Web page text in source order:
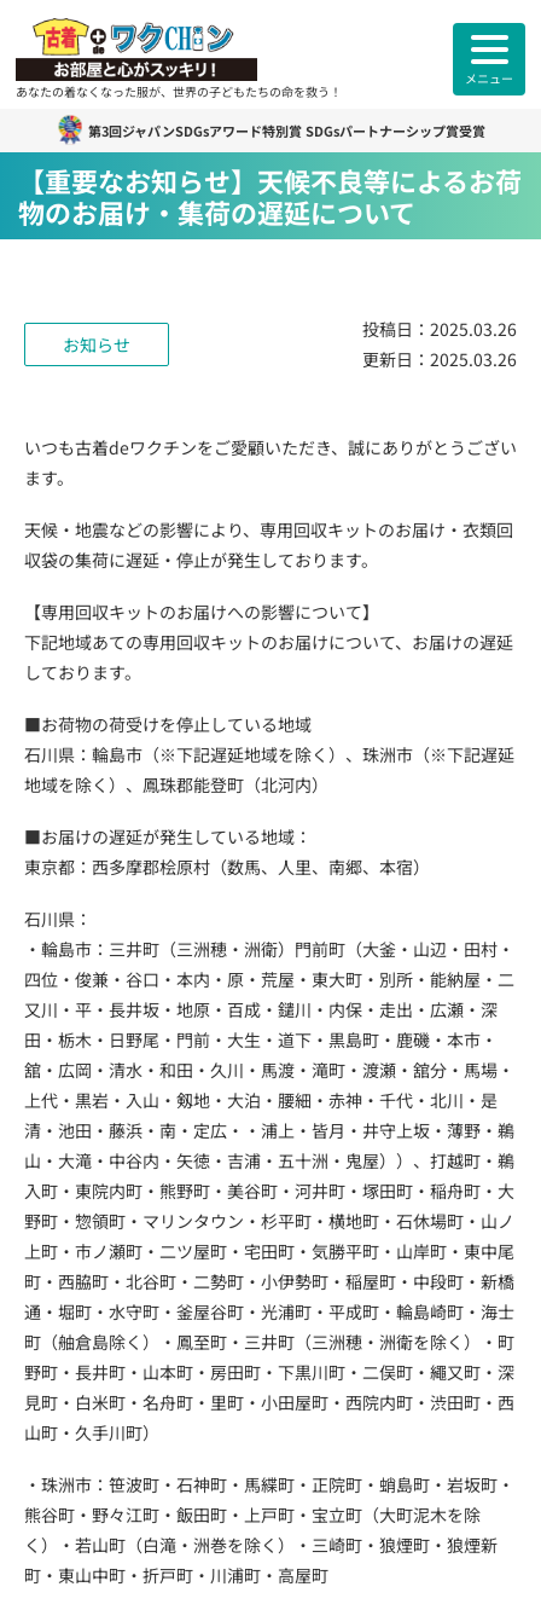
あなたの着なくなった服が、世界の子どもたちの命を救う！
メニュー
古着deワクチンについて
各拠点紹介
古着deワクチンセンター紹介
ご利用者様のお声 よくあるご質問
お知らせ
取材のご依頼
第3回ジャパンSDGsアワード特別賞 SDGsパートナーシップ賞受賞
【重要なお知らせ】天候不良等によるお荷
物のお届け・集荷の遅延について
お知らせ
投稿日： 2025.03.26
更新日： 2025.03.26
いつも古着deワクチンをご愛顧いただき、誠にありがとうござい
ます。
天候・地震などの影響により、専用回収キットのお届け・衣類回
収袋の集荷に遅延・停止が発生しております。
【専用回収キットのお届けへの影響について】
下記地域あての専用回収キットのお届けについて、お届けの遅延
しております。
■お荷物の荷受けを停止している地域
石川県：輪島市（※下記遅延地域を除く）、珠洲市（※下記遅延
地域を除く）、鳳珠郡能登町（北河内）
■お届けの遅延が発生している地域：
東京都：西多摩郡桧原村（数馬、人里、南郷、本宿）
石川県：
・輪島市：三井町（三洲穂・洲衛）門前町（大釜・山辺・田村・
四位・俊兼・谷口・本内・原・荒屋・東大町・別所・能納屋・二
又川・平・長井坂・地原・百成・鑓川・内保・走出・広瀬・深
田・栃木・日野尾・門前・大生・道下・黒島町・鹿磯・本市・
舘・広岡・清水・和田・久川・馬渡・滝町・渡瀬・舘分・馬場・
上代・黒岩・入山・剱地・大泊・腰細・赤神・千代・北川・是
清・池田・藤浜・南・定広・・浦上・皆月・井守上坂・薄野・鵜
山・大滝・中谷内・矢徳・吉浦・五十洲・鬼屋））、打越町・鵜
入町・東院内町・熊野町・美谷町・河井町・塚田町・稲舟町・大
野町・惣領町・マリンタウン・杉平町・横地町・石休場町・山ノ
上町・市ノ瀬町・二ツ屋町・宅田町・気勝平町・山岸町・東中尾
町・西脇町・北谷町・二勢町・小伊勢町・稲屋町・中段町・新橋
通・堀町・水守町・釜屋谷町・光浦町・平成町・輪島崎町・海士
町（舳倉島除く）・鳳至町・三井町（三洲穂・洲衛を除く）・町
野町・長井町・山本町・房田町・下黒川町・二俣町・繩又町・深
見町・白米町・名舟町・里町・小田屋町・西院内町・渋田町・西
山町・久手川町）
・珠洲市：笹波町・石神町・馬緤町・正院町・蛸島町・岩坂町・
熊谷町・野々江町・飯田町・上戸町・宝立町（大町泥木を除
く）・若山町（白滝・洲巻を除く）・三崎町・狼煙町・狼煙新
町・東山中町・折戸町・川浦町・高屋町